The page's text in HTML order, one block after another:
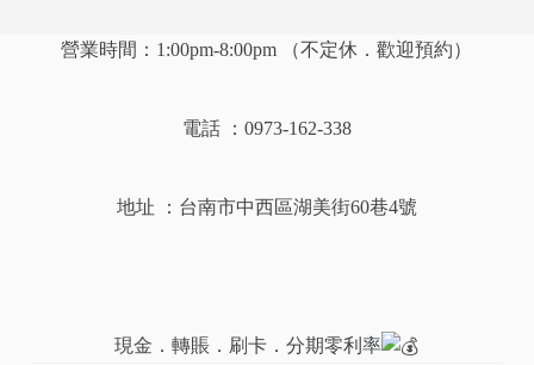
營業時間：1:00pm-8:00pm （不定休．歡迎預約）
電話 ：0973-162-338
地址 ： 台南市中西區湖美街60巷4號
現金．轉賬．刷卡．分期零利率